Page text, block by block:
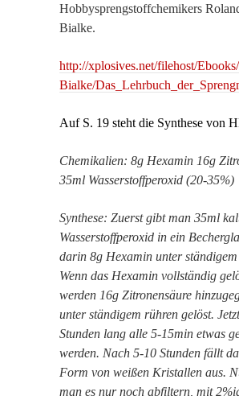
Hobbysprengstoffchemikers
Bialke.
http://xplosives.net/filehost/
Bialke/
Auf S. 19 steht die Synthese von
Chemikalien: 8g Hexamin 16g
35ml Wasserstoffperoxid (20-35%)
Synthese: Zuerst gibt man 35ml
Wasserstoffperoxid in ein
darin 8g Hexamin unter ständigem
Wenn das Hexamin vollständig
werden 16g Zitronensäure
unter ständigem rühren gelöst.
Stunden lang alle 5-15min etwas
werden. Nach 5-10 Stunden fällt
Form von weißen Kristallen aus.
man es nur noch abfiltern, mit